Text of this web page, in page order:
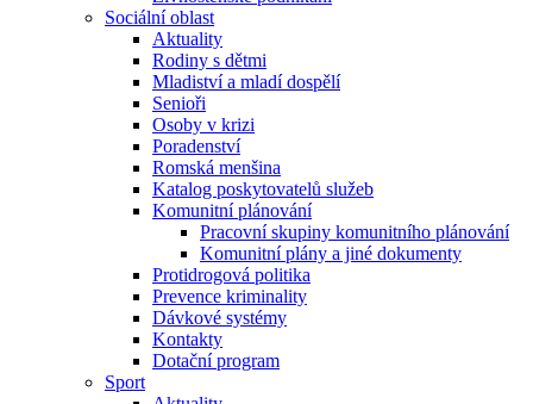
Sociální oblast
Aktuality
Rodiny s dětmi
Mladiství a mladí dospělí
Senioři
Osoby v krizi
Poradenství
Romská menšina
Katalog poskytovatelů služeb
Komunitní plánování
Pracovní skupiny komunitního plánování
Komunitní plány a jiné dokumenty
Protidrogová politika
Prevence kriminality
Dávkové systémy
Kontakty
Dotační program
Sport